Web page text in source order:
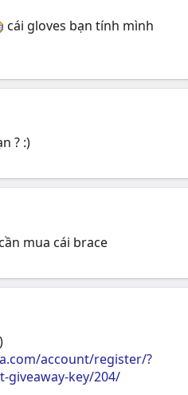
cái gloves bạn tính mình
? :)
mua cái brace
account/register/?
giveaway-key/204/